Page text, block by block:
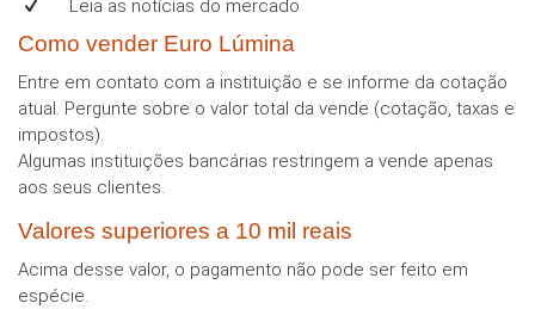
Leia as notícias do mercado
Como vender Euro Lúmina
Entre em contato com a instituição e se informe da cotação
atual. Pergunte sobre o valor total da vende (cotação, taxas e
impostos).
Algumas instituições bancárias restringem a vende apenas
aos seus clientes.
Valores superiores a 10 mil reais
Acima desse valor, o pagamento não pode ser feito em
espécie.